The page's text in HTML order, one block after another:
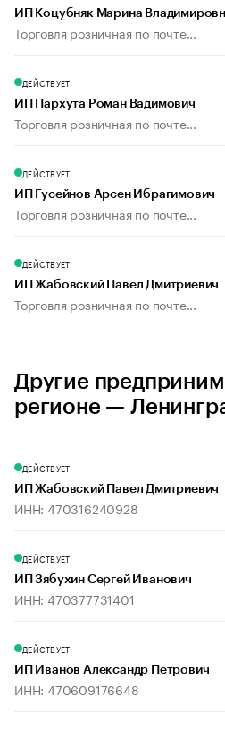
ИП Коцубняк Марина
Торговля розничная по почте...
ДЕЙСТВУЕТ
ИП Пархута Роман Вадимович
Торговля розничная по почте...
ДЕЙСТВУЕТ
ИП Гусейнов Арсен Ибрагимович
Торговля розничная по почте...
ДЕЙСТВУЕТ
ИП Жабовский Павел Дмитриевич
Торговля розничная по почте...
Другие
регионе —
ДЕЙСТВУЕТ
ИП Жабовский Павел Дмитриевич
ИНН: 470316240928
ДЕЙСТВУЕТ
ИП Зябухин Сергей Иванович
ИНН: 470377731401
ДЕЙСТВУЕТ
ИП Иванов Александр Петрович
ИНН: 470609176648